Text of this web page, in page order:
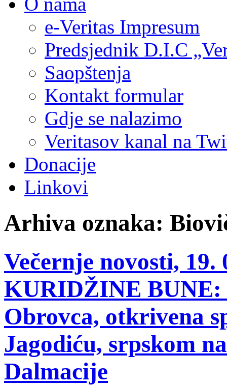
e-Veritas Impresum
Predsjednik D.I.C
Saopštenja
Kontakt formular
Gdje se nalazimo
Veritasov kanal na
Donacije
Linkovi
Arhiva oznaka:
Večernje novosti,
KURIDŽINE BUNE:
Obrovca, otkrivena
Jagodiću, srpskom
Dalmacije